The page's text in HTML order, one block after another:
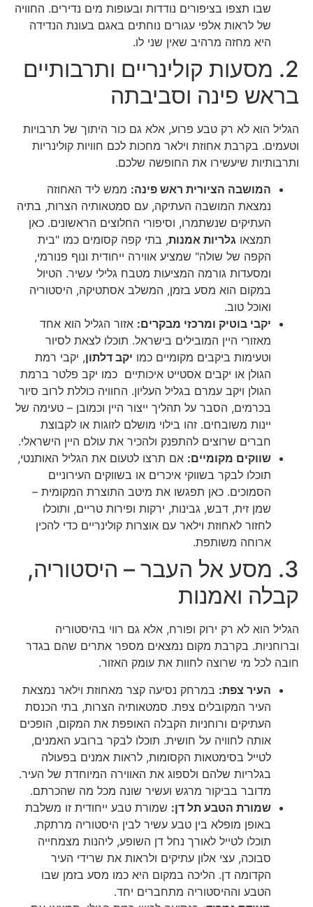
שבו תצפו בציפורים נודדות ובעופות מים נדירים. החוויה
של לראות אלפי עגורים נוחתים באגם בעונת הנדידה
היא מחזה מרהיב שאין שני לו.
2. מסעות קולינריים ותרבותיים
בראש פינה וסביבתה
הגליל הוא לא רק טבע פרוע, אלא גם כור היתוך של תרבויות
וטעמים. בקרבת אחוזת וילאר מחכות לכם חוויות קולינריות
ותרבותיות שיעשירו את החופשה שלכם.
המושבה הציורית ראש פינה:ממש ליד האחוזה
נמצאת המושבה העתיקה, עם סמטאותיה הצרות, בתיה
העתיקים שנשתמרו, וסיפורי החלוצים הראשונים. כאן
תמצאוגלריות אמנות, בתי קפה קסומים כמו "בית
הקפה של שולה" שמציע אווירה ייחודית ונוף פנורמי,
ומסעדות גורמה המציעות מטבח גלילי עשיר. הטיול
במקום הוא מסע בזמן, המשלב אסתטיקה, היסטוריה
ואוכל טוב.
יקבי בוטיק ומרכזי מבקרים:אזור הגליל הוא אחד
מאזורי היין המובילים בישראל. תוכלו לצאת לסיור
וטעימות ביקבים מקומיים כמויקב דלתון, יקבי רמת
הגולן או יקבים אסטייט איכותיים כמו יקב פלטר ברמת
הגולן ויקב עמרם בגליל העליון. החוויה כוללת לרוב סיור
בכרמים, הסבר על תהליך ייצור היין וכמובן – טעימה של
יינות משובחים. זהו בילוי מושלם לזוגות או לקבוצת
חברים שרוצים להתפנק ולהכיר את עולם היין הישראלי.
שווקים מקומיים:אם תרצו לטעום את הגליל האותנטי,
תוכלו לבקר בשווקי איכרים או בשווקים העירוניים
הסמוכים. כאן תפגשו את מיטב התוצרת המקומית –
שמן זית, דבש, גבינות, ירקות ופירות טריים, ותוכלו
לחזור לאחוזת וילאר עם אוצרות קולינריים כדי להכין
ארוחה משותפת.
3. מסע אל העבר – היסטוריה,
קבלה ואמנות
הגליל הוא לא רק ירוק ופורח, אלא גם רווי בהיסטוריה
וברוחניות. בקרבת מקום נמצאים מספר אתרים שהם בגדר
חובה לכל מי שרוצה לחוות את עומק האזור.
העיר צפת:במרחק נסיעה קצר מאחוזת וילאר נמצאת
העיר המקובלים צפת. סמטאותיה הצרות, בתי הכנסת
העתיקים ורוחניות הקבלה האופפת את המקום, הופכים
אותה לחוויה על חושית. תוכלו לבקר ברובע האמנים,
לטייל בסימטאות הקסומות, לראות אמנים בפעולה
בגלריות שלהם ולספוג את האווירה המיוחדת של העיר.
מדובר בביקור מרגש ועשיר שונה מכל מה שהכרתם.
שמורת הטבע תל דן: שמורת טבע ייחודית זו משלבת
באופן מופלא בין טבע עשיר לבין היסטוריה מרתקת.
תוכלו לטייל לאורך נחל דן השופע, ליהנות מצמחייה
סבוכה, עצי אלון עתיקים ולראות את שרידי העיר
הקדומה דן. הליכה במקום היא כמו מסע בזמן שבו
הטבע וההיסטוריה מתחברים יחד.